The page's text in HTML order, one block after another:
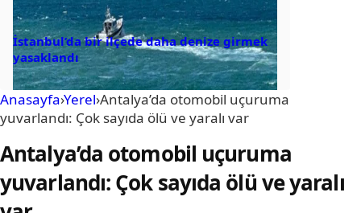
İstanbul’da bir ilçede daha denize girmek
yasaklandı
Anasayfa›Yerel›Antalya’da otomobil uçuruma
yuvarlandı: Çok sayıda ölü ve yaralı var
Antalya’da otomobil uçuruma
yuvarlandı: Çok sayıda ölü ve yaralı